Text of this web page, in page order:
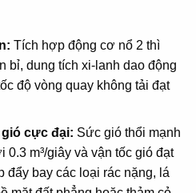
Tích hợp động cơ nổ 2 thì
bỉ, dung tích xi-lanh dao động
độ vòng quay không tải đạt
cực đại: Sức gió thổi mạnh
m³/giây và vận tốc gió đạt
đẩy bay các loại rác nặng, lá